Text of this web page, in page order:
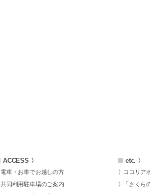
ACCESS 〉
電車・お車でお越しの方
共同利用駐車場のご案内
etc. 〉
ココリア
「さくら